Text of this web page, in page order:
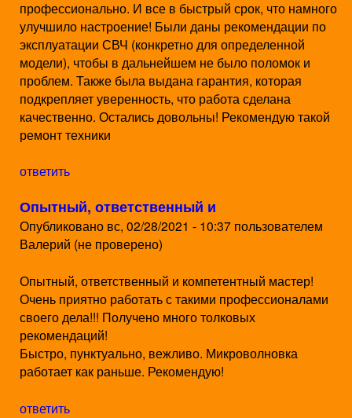
профессионально. И все в быстрый срок, что намного
улучшило настроение! Были даны рекомендации по
эксплуатации СВЧ (конкретно для определенной
модели), чтобы в дальнейшем не было поломок и
проблем. Также была выдана гарантия, которая
подкрепляет уверенность, что работа сделана
качественно. Остались довольны! Рекомендую такой
ремонт техники
ответить
Опытный, ответственный и
Опубликовано вс, 02/28/2021 - 10:37 пользователем
Валерий (не проверено)
Опытный, ответственный и компетентный мастер!
Очень приятно работать с такими профессионалами
своего дела!!! Получено много толковых
рекомендаций!
Быстро, пунктуально, вежливо. Микроволновка
работает как раньше. Рекомендую!
ответить